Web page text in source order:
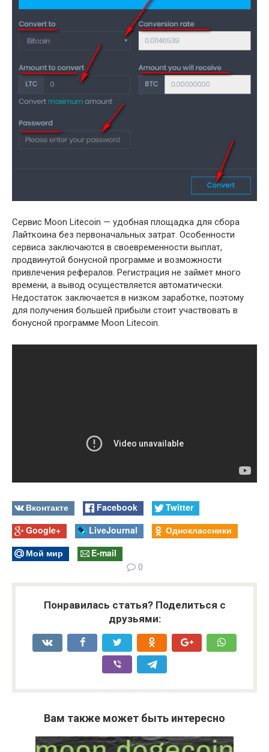
Сервис Moon Litecoin — удобная площадка для сбора
Лайткоина без первоначальных затрат. Особенности
сервиса заключаются в своевременности выплат,
продвинутой бонусной программе и возможности
привлечения рефералов. Регистрация не займет много
времени, а вывод осуществляется автоматически.
Недостаток заключается в низком заработке, поэтому
для получения большей прибыли стоит участвовать в
бонусной программе Moon Litecoin.
Вконтакте Facebook
Twitter
Google+
LiveJournal
Одноклассники
Мой мир
E-mail
0
Понравилась статья? Поделиться с
друзьями:
Вам также может быть интересно